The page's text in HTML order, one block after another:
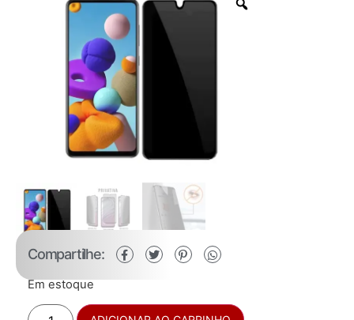
Compartilhe:
Em estoque